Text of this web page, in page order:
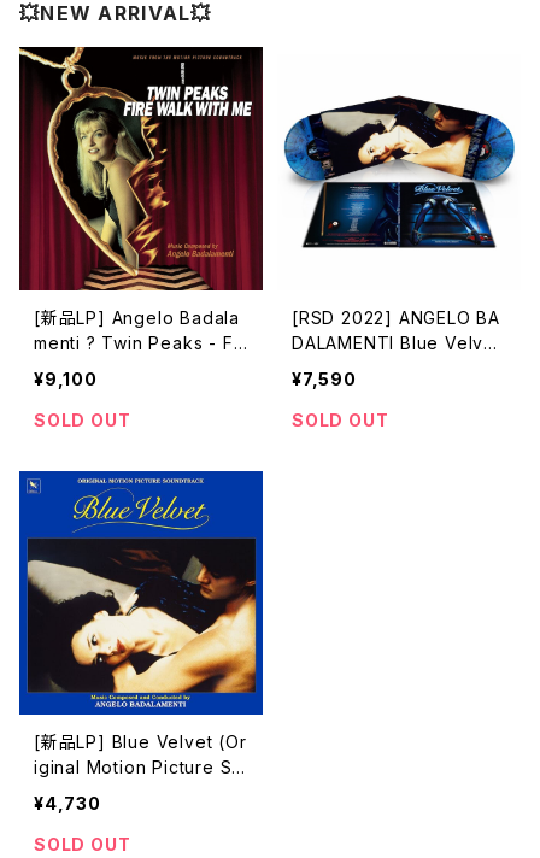
💥NEW ARRIVAL💥
[新品LP] Angelo Badala
menti ? Twin Peaks - Fir
e Walk With Me / ツイン・
ピークス ローラ・パーマー
最期の7日間
¥9,100
SOLD OUT
[RSD 2022] ANGELO BA
DALAMENTI Blue Velvet
(Original Motion Picture
Soundtrack) [Deluxe Ed
ition]
¥7,590
SOLD OUT
[新品LP] Blue Velvet (Or
iginal Motion Picture So
undtrack) -Angelo Bada
lamenti /「ブルー・ヴェルヴ
ェット」
¥4,730
SOLD OUT